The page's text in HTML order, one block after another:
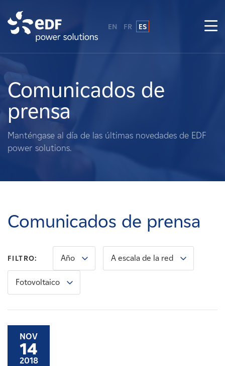
Sobre nosotros
Qué hacemos
Terratenientes
Carreras
Noticias
Contacte con
EN FR ES
Comunicados de
prensa
Manténgase al día de las últimas novedades de EDF
power solutions.
Comunicados de prensa
FILTRO: Año A escala de la red
Fotovoltaico
NOV
14
2018